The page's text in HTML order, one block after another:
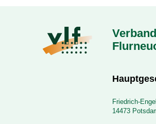
Friedrich-
14473